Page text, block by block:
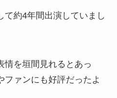
て約4年間出演していまし
情を垣間見れるとあっ
ファンにも好評だったよ